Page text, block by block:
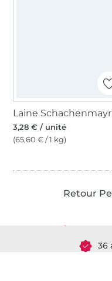
3,28 € / unité
(65,60 € / 1 kg)
Retour